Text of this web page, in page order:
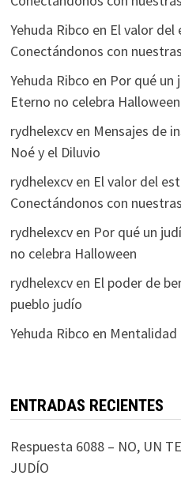
Yehuda Ribco en El valor del
Conectándonos con
Yehuda Ribco en Por qué un
Eterno no celebra Halloween
rydhelexcven Mensajes de
Noé y el Diluvio
rydhelexcven El valor del
Conectándonos con
rydhelexcven Por qué un
no celebra Halloween
rydhelexcven El poder de
pueblo judío
Yehuda Ribco en Mentalidad
ENTRADAS RECIENTES
Respuesta 6088 – NO, UN
JUDÍO